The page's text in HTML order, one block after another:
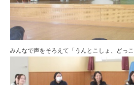
みんなで声をそろえて「うんとこしょ、どっこ